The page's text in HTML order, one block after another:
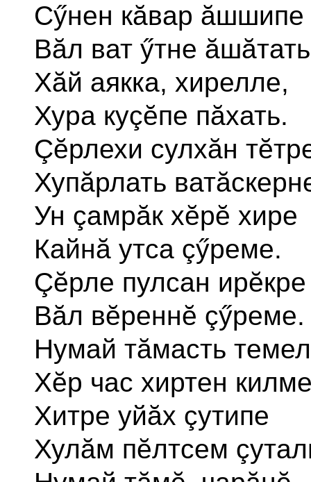
Сӳнен кăвар ăшшипе
Вăл ват ӳтне
Хăй аякка, хирелле,
Хура куçĕпе пăхать.
Çĕрлехи сулхăн
Хупăрлать
Ун çамрăк хĕрĕ хире
Кайнă утса çӳреме.
Çĕрле пулсан ирĕкре
Вăл вĕреннĕ çӳреме.
Нумай тăмасть
Хĕр час хиртен
Хитре уйăх çутипе
Хулăм пĕлтсем